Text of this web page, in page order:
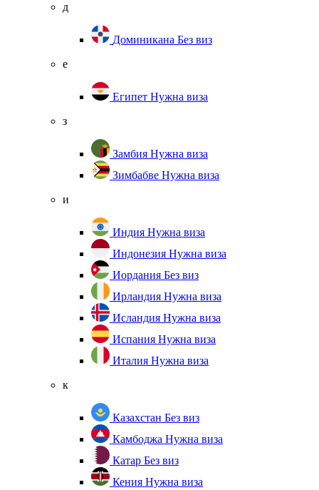
д
Доминикана Без виз
е
Египет Нужна виза
з
Замбия Нужна виза
Зимбабве Нужна виза
и
Индия Нужна виза
Индонезия Нужна виза
Иордания Без виз
Ирландия Нужна виза
Исландия Нужна виза
Испания Нужна виза
Италия Нужна виза
к
Казахстан Без виз
Камбоджа Нужна виза
Катар Без виз
Кения Нужна виза